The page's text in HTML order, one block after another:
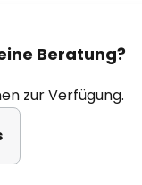
Beratung?
zur Verfügung.